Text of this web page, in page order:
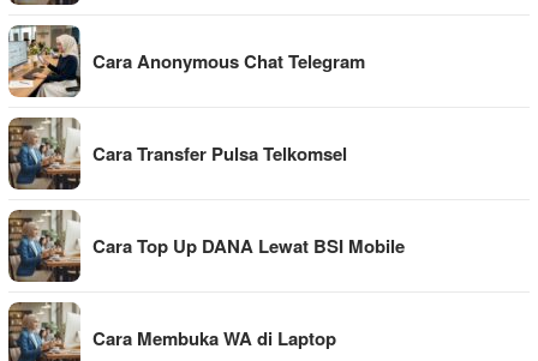
Cara Anonymous Chat Telegram
Cara Transfer Pulsa Telkomsel
Cara Top Up DANA Lewat BSI Mobile
Cara Membuka WA di Laptop